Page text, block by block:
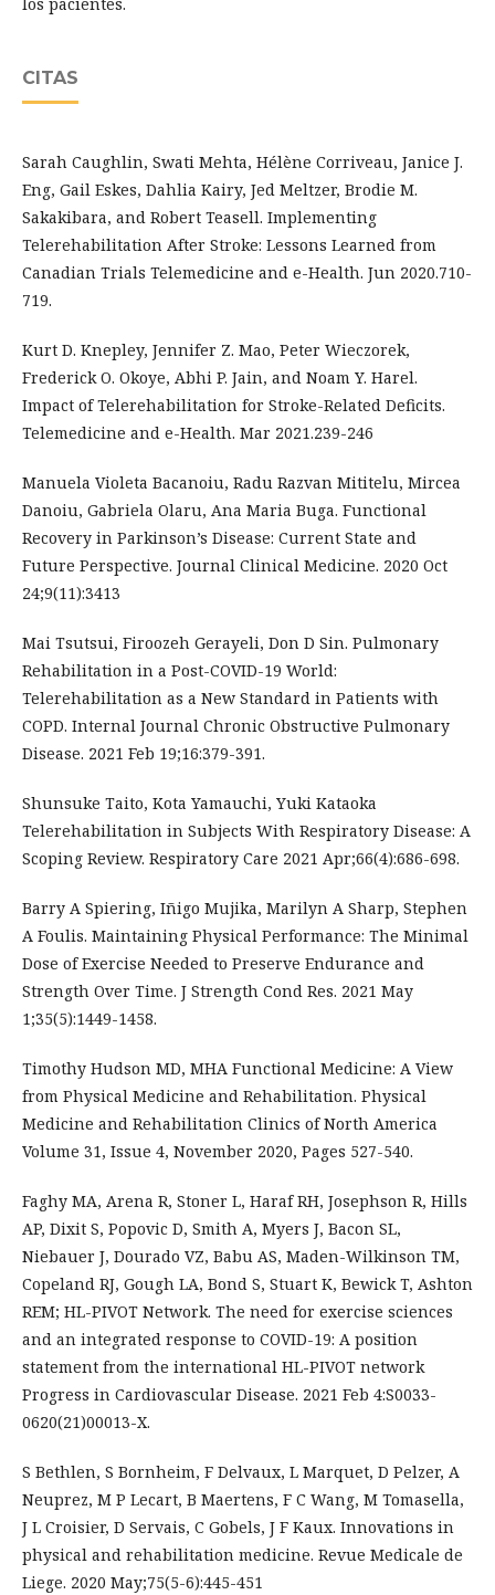
CITAS
Sarah Caughlin, Swati Mehta, Hélène Corriveau, Janice J.
Eng, Gail Eskes, Dahlia Kairy, Jed Meltzer, Brodie M.
Sakakibara, and Robert Teasell. Implementing
Telerehabilitation After Stroke: Lessons Learned from
Canadian Trials Telemedicine and e-Health. Jun 2020.710-
719.
Kurt D. Knepley, Jennifer Z. Mao, Peter Wieczorek,
Frederick O. Okoye, Abhi P. Jain, and Noam Y. Harel.
Impact of Telerehabilitation for Stroke-Related Deficits.
Telemedicine and e-Health. Mar 2021.239-246
Manuela Violeta Bacanoiu, Radu Razvan Mititelu, Mircea
Danoiu, Gabriela Olaru, Ana Maria Buga. Functional
Recovery in Parkinson’s Disease: Current State and
Future Perspective. Journal Clinical Medicine. 2020 Oct
24;9(11):3413
Mai Tsutsui, Firoozeh Gerayeli, Don D Sin. Pulmonary
Rehabilitation in a Post-COVID-19 World:
Telerehabilitation as a New Standard in Patients with
COPD. Internal Journal Chronic Obstructive Pulmonary
Disease. 2021 Feb 19;16:379-391.
Shunsuke Taito, Kota Yamauchi, Yuki Kataoka
Telerehabilitation in Subjects With Respiratory Disease: A
Scoping Review. Respiratory Care 2021 Apr;66(4):686-698.
Barry A Spiering, Iñigo Mujika, Marilyn A Sharp, Stephen
A Foulis. Maintaining Physical Performance: The Minimal
Dose of Exercise Needed to Preserve Endurance and
Strength Over Time. J Strength Cond Res. 2021 May
1;35(5):1449-1458.
Timothy Hudson MD, MHA Functional Medicine: A View
from Physical Medicine and Rehabilitation. Physical
Medicine and Rehabilitation Clinics of North America
Volume 31, Issue 4, November 2020, Pages 527-540.
Faghy MA, Arena R, Stoner L, Haraf RH, Josephson R, Hills
AP, Dixit S, Popovic D, Smith A, Myers J, Bacon SL,
Niebauer J, Dourado VZ, Babu AS, Maden-Wilkinson TM,
Copeland RJ, Gough LA, Bond S, Stuart K, Bewick T, Ashton
REM; HL-PIVOT Network. The need for exercise sciences
and an integrated response to COVID-19: A position
statement from the international HL-PIVOT network
Progress in Cardiovascular Disease. 2021 Feb 4:S0033-
0620(21)00013-X.
S Bethlen, S Bornheim, F Delvaux, L Marquet, D Pelzer, A
Neuprez, M P Lecart, B Maertens, F C Wang, M Tomasella,
J L Croisier, D Servais, C Gobels, J F Kaux. Innovations in
physical and rehabilitation medicine. Revue Medicale de
Liege. 2020 May;75(5-6):445-451